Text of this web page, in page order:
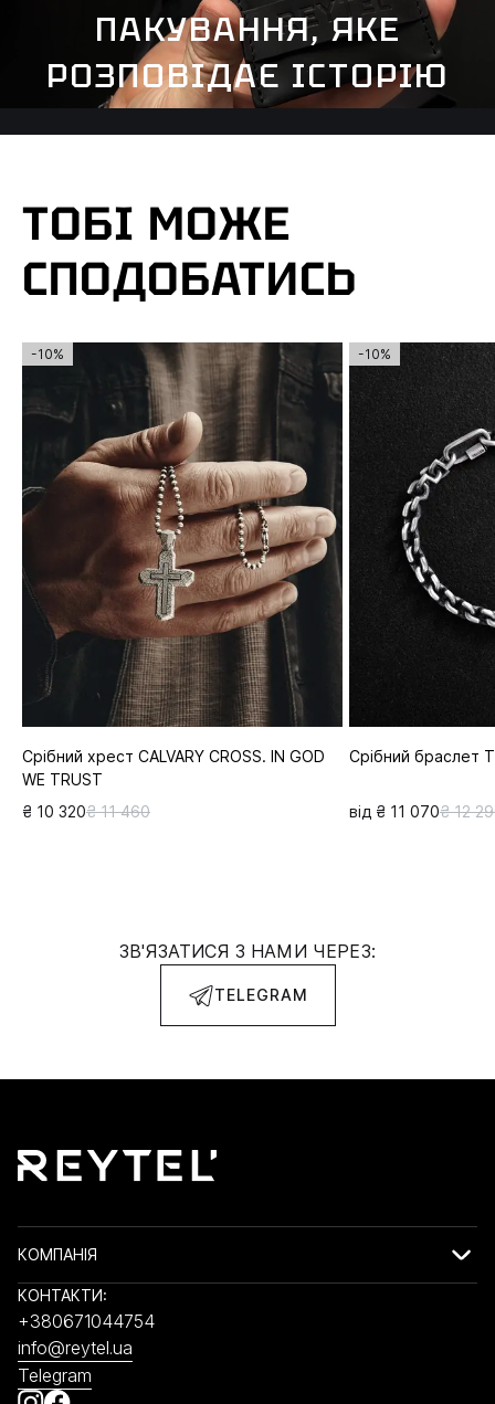
ПАКУВАННЯ, ЯКЕ
РОЗПОВІДАЄ ІСТОРІЮ
ТОБІ МОЖЕ
СПОДОБАТИСЬ
-10%
Срібний хрест CALVARY CROSS. IN GOD
WE TRUST
₴ 10 320₴ 11 460
-10%
Срібний браслет
від ₴ 11 070₴ 12
ЗВ'ЯЗАТИСЯ З НАМИ ЧЕРЕЗ:
TELEGRAM
КОМПАНІЯ
КОНТАКТИ:
+380671044754
info@reytel.ua
Telegram